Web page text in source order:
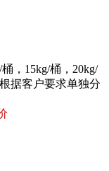
，15kg/桶，20kg/
据客户要求单独分